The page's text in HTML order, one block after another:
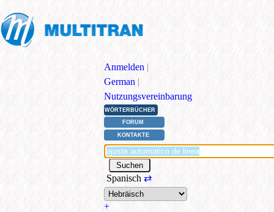
Anmelden |
German |
Nutzungsvereinbarung
WÖRTERBÜCHER
FORUM
KONTAKTE
Spanisch ⇄
+